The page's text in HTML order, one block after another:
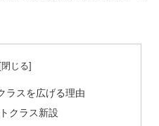
ラスを広げる理由
クラス新設